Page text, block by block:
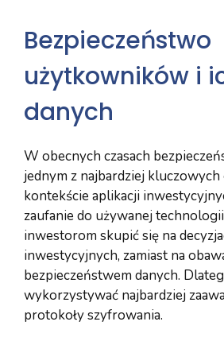
Bezpieczeństwo
użytkowników i
danych
W obecnych czasach
jednym z najbardziej
kontekście aplikacji
zaufanie do używanej
inwestorom skupić się na
inwestycyjnych, zamiast na
bezpieczeństwem danych.
wykorzystywać najbardziej
protokoły szyfrowania.